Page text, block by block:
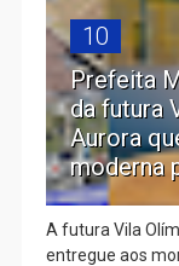
10
Prefeita
da futura
Aurora
moderna
A futura Vila
entregue aos